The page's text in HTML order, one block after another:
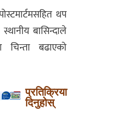
थप
बासिन्दाले
चिन्ता बढाएको
प्रतिक्रिया
दिनुहोस्